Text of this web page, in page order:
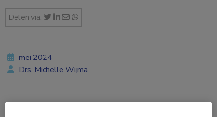
Delen via:
mei 2024
Drs. Michelle Wijma